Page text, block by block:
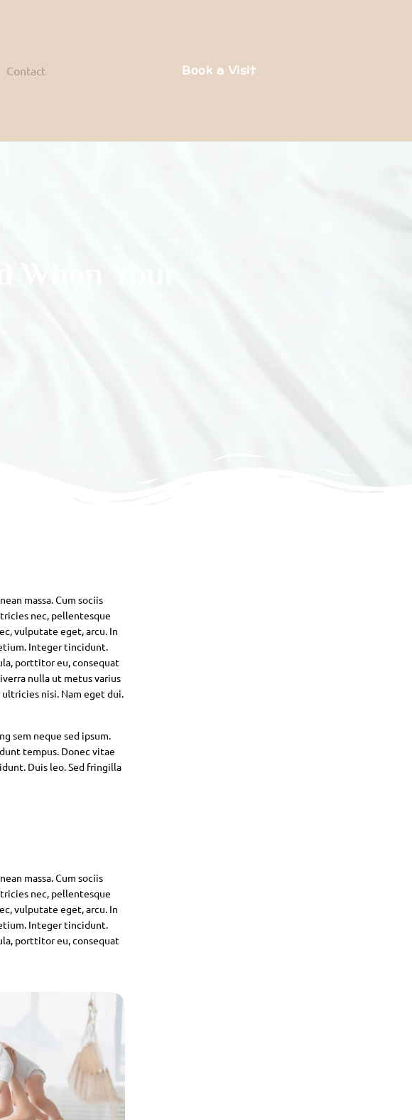
Contact Book a Visit
When Your
massa. Cum sociis
nec, pellentesque
vulputate eget, arcu. In
Integer tincidunt.
porttitor eu, consequat
nulla ut metus varius
nisi. Nam eget dui.
sem neque sed ipsum.
tempus. Donec vitae
Duis leo. Sed fringilla
massa. Cum sociis
nec, pellentesque
vulputate eget, arcu. In
Integer tincidunt.
porttitor eu, consequat